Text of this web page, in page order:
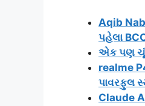
Aqib
પહેલા
એક પણ
realme
પાવરફુલ
Claude